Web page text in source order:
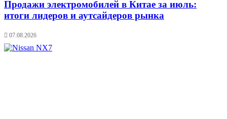
Продажи электромобилей в Китае за июль:
итоги лидеров и аутсайдеров рынка
07.08.2026